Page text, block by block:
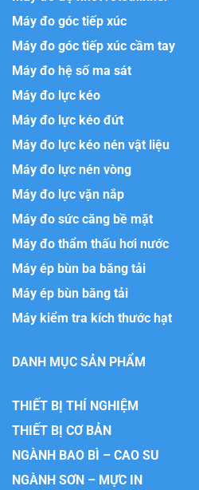
Máy đo góc tiếp xúc
Máy đo góc tiếp xúc cầm tay
Máy đo hệ số ma sát
Máy đo lực kéo
Máy đo lực kéo đứt
Máy đo lực kéo nén vật liệu
Máy đo lực nén vòng
Máy đo lực vặn nắp
Máy đo sức căng bề mặt
Máy đo thẩm thấu hơi nước
Máy ép bùn ba băng tải
Máy ép bùn băng tải
Máy kiểm tra kích thước hạt
DANH MỤC SẢN PHẨM
THIẾT BỊ THÍ NGHIỆM
THIẾT BỊ CƠ BẢN
NGÀNH BAO BÌ – CAO SU
NGÀNH SƠN – MỰC IN